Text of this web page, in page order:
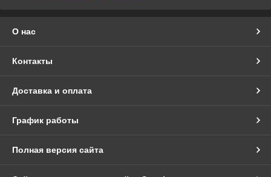
О нас
Контакты
Доставка и оплата
График работы
Полная версия сайта